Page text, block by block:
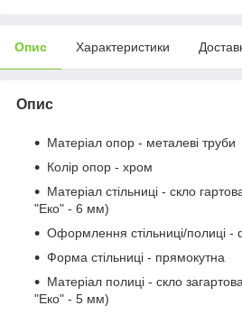
Опис Характеристики
Опис
Матеріал опор - металеві труби
Колір опор - хром
Матеріал стільниці - скло
"Еко" - 6 мм)
Оформлення стільниці/полиці -
Форма стільниці - прямокутна
Матеріал полиці - скло
"Еко" - 5 мм)